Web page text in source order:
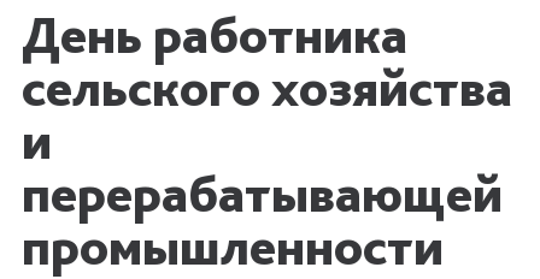
День работника
сельского хозяйства
и
перерабатывающей
промышленности